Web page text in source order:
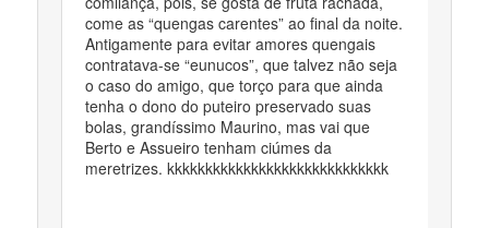
come as “quengas carentes” ao final da noite.
Antigamente para evitar amores quengais
contratava-se “eunucos”, que talvez não seja
o caso do amigo, que torço para que ainda
tenha o dono do puteiro preservado suas
bolas, grandíssimo Maurino, mas vai que
Berto e Assueiro tenham ciúmes da
meretrizes. kkkkkkkkkkkkkkkkkkkkkkkkkkkkk